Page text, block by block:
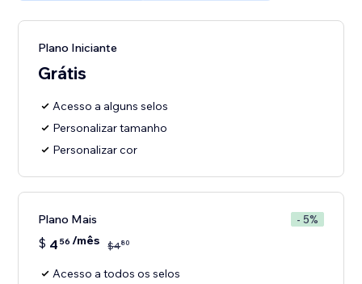
Plano Iniciante
Grátis
Acesso a alguns selos
Personalizar tamanho
Personalizar cor
Plano Mais - 5%
$ 4 56 /mês $480
Acesso a todos os selos